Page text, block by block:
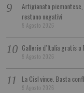
Artigianato
restano negativi
9 Agosto 2026
Gallerie d’Italia gratis a
9 Agosto 2026
La Cisl vince. Basta
9 Agosto 2026